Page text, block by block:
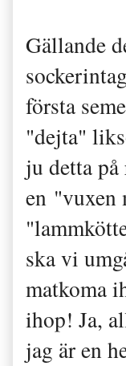
Gällande
första
"dejta"
ju detta
en "vuxen
ska vi
matkoma
ihop! Ja,
jag är en